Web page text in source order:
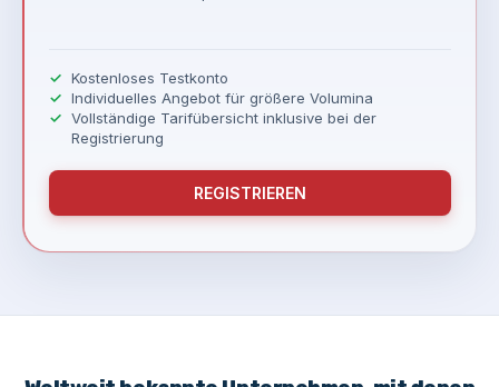
Kostenloses Testkonto
Individuelles Angebot für größere Volumina
Vollständige Tarifübersicht inklusive bei der
Registrierung
REGISTRIEREN